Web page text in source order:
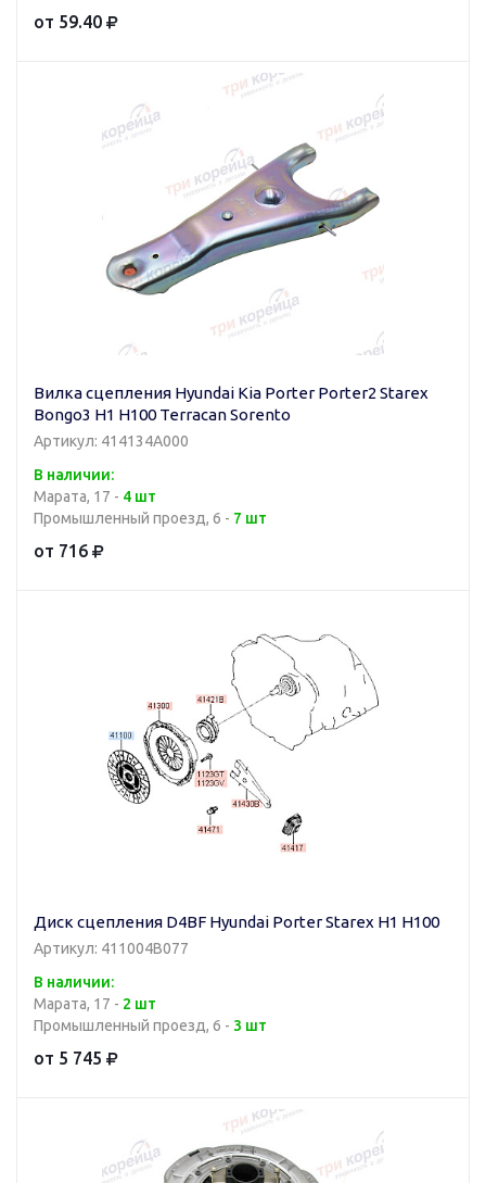
от 59.40
Вилка сцепления Hyundai Kia Porter Porter2 Starex
Bongo3 H1 H100 Terracan Sorento
Артикул: 414134A000
В наличии:
Марата, 17 - 4 шт
Промышленный проезд, 6 - 7 шт
от 716
Диск сцепления D4BF Hyundai Porter Starex H1 H100
Артикул: 411004B077
В наличии:
Марата, 17 - 2 шт
Промышленный проезд, 6 - 3 шт
от 5 745